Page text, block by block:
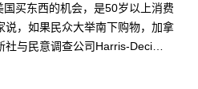
买东西的机会，是50岁以上消费
说，如果民众大举南下购物，加拿
社与民意调查公司Harris-Deci…